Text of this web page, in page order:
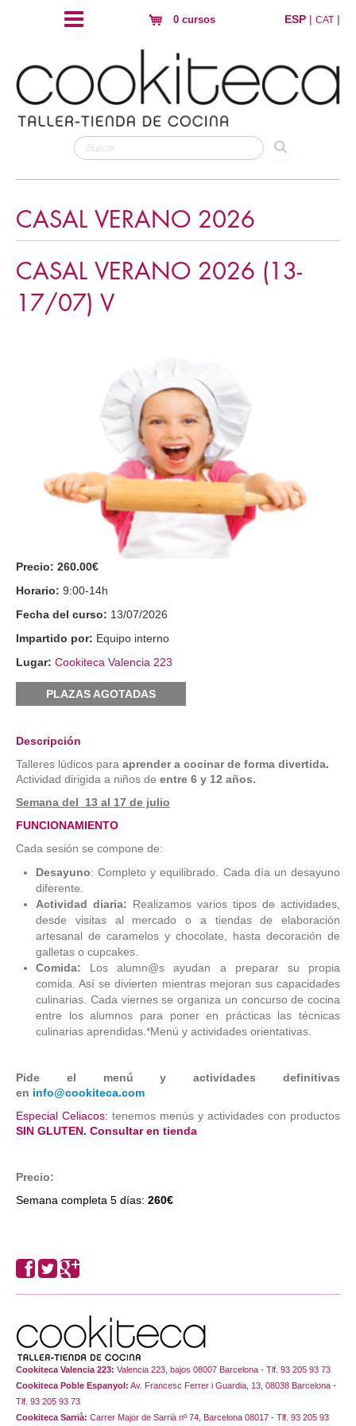
0 cursos ESP | CAT |
CASAL VERANO 2026
CASAL VERANO 2026 (13-
17/07) V
Precio: 260.00€
Horario: 9:00-14h
Fecha del curso: 13/07/2026
Impartido por: Equipo interno
Lugar: Cookiteca Valencia 223
PLAZAS AGOTADAS
Descripción
Talleres lúdicos para aprender a cocinar de forma divertida.
Actividad dirigida a niños de entre 6 y 12 años.
Semana del 13 al 17 de julio
FUNCIONAMIENTO
Cada sesión se compone de:
Desayuno: Completo y equilibrado. Cada día un desayuno
diferente.
Actividad diaria: Realizamos varios tipos de actividades,
desde visitas al mercado o a tiendas de elaboración
artesanal de caramelos y chocolate, hasta decoración de
galletas o cupcakes.
Comida: Los alumn@s ayudan a preparar su propia
comida. Así se divierten mientras mejoran sus capacidades
culinarias. Cada viernes se organiza un concurso de cocina
entre los alumnos para poner en prácticas las técnicas
culinarias aprendidas.*Menú y actividades orientativas.
Pide el menú y actividades definitivas
en info@cookiteca.com
Especial Celiacos: tenemos menús y actividades con productos
SIN GLUTEN. Consultar en tienda
Precio:
Semana completa 5 días: 260€
Cookiteca Valencia 223: Valencia 223, bajos 08007 Barcelona - Tlf. 93 205 93 73
Cookiteca Poble Espanyol: Av. Francesc Ferrer i Guardia, 13, 08038 Barcelona -
Tlf. 93 205 93 73
Cookiteca Sarrià: Carrer Major de Sarrià nº 74, Barcelona 08017 - Tlf. 93 205 93